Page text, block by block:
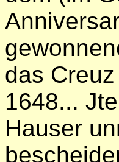
das
1648...
Hauser